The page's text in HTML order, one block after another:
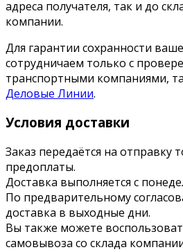
адреса получателя, так и до
компании.
Для гарантии сохранности
сотрудничаем только с
транспортными компаниями,
Деловые Линии.
Условия доставки
Заказ передаётся на отправку
предоплаты.
Доставка выполняется с
По предварительному
доставка в выходные дни.
Вы также можете
самовывоза со склада